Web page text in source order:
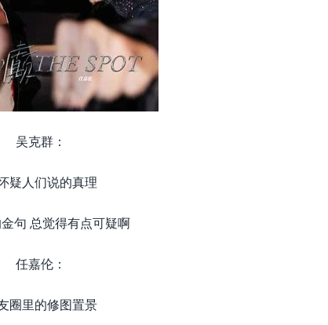
吴克群：
疑人们说的真理
句 总觉得有点可疑啊
任嘉伦：
圈里的修图置景